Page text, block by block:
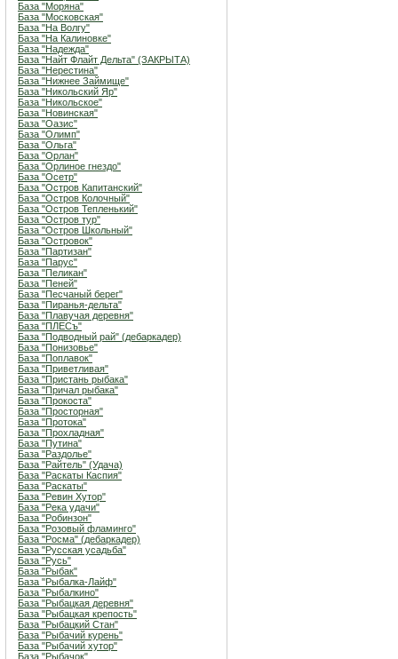
База "Моряна"
База "Московская"
База "На Волгу"
База "На Калиновке"
База "Надежда"
База "Найт Флайт Дельта" (ЗАКРЫТА)
База "Нерестина"
База "Нижнее Займище"
База "Никольский Яр"
База "Никольское"
База "Новинская"
База "Оазис"
База "Олимп"
База "Ольга"
База "Орлан"
База "Орлиное гнездо"
База "Осетр"
База "Остров Капитанский"
База "Остров Колочный"
База "Остров Тепленький"
База "Остров тур"
База "Остров Школьный"
База "Островок"
База "Партизан"
База "Парус"
База "Пеликан"
База "Пеней"
База "Песчаный берег"
База "Пиранья-дельта"
База "Плавучая деревня"
База "ПЛЕСъ"
База "Подводный рай" (дебаркадер)
База "Понизовье"
База "Поплавок"
База "Приветливая"
База "Пристань рыбака"
База "Причал рыбака"
База "Прокоста"
База "Просторная"
База "Протока"
База "Прохладная"
База "Путина"
База "Раздолье"
База "Райтель" (Удача)
База "Раскаты Каспия"
База "Раскаты"
База "Ревин Хутор"
База "Река удачи"
База "Робинзон"
База "Розовый фламинго"
База "Росма" (дебаркадер)
База "Русская усадьба"
База "Русь"
База "Рыбак"
База "Рыбалка-Лайф"
База "Рыбалкино"
База "Рыбацкая деревня"
База "Рыбацкая крепость"
База "Рыбацкий Стан"
База "Рыбачий курень"
База "Рыбачий хутор"
База "Рыбачок"